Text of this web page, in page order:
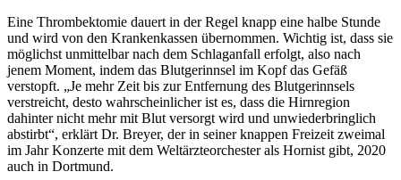
Eine Thrombektomie dauert in der Regel knapp eine halbe Stunde
und wird von den Krankenkassen übernommen. Wichtig ist, dass sie
möglichst unmittelbar nach dem Schlaganfall erfolgt, also nach
jenem Moment, indem das Blutgerinnsel im Kopf das Gefäß
verstopft. „Je mehr Zeit bis zur Entfernung des Blutgerinnsels
verstreicht, desto wahrscheinlicher ist es, dass die Hirnregion
dahinter nicht mehr mit Blut versorgt wird und unwiederbringlich
abstirbt“, erklärt Dr. Breyer, der in seiner knappen Freizeit zweimal
im Jahr Konzerte mit dem Weltärzteorchester als Hornist gibt, 2020
auch in Dortmund.